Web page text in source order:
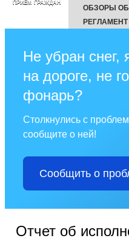
ПРИЕМ ГРАЖДАН
ОБЗОРЫ
Не убран снег,
на дороге, не
фонарь?
Столкнулись с
сообщите о ней!
Сообщить о
Отчет об